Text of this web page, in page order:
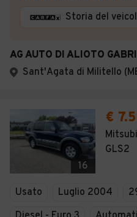
Storia del
AG AUTO DI ALIOTO
Sant'Agata di Militello
16
€
GLS2
Usato Luglio 2004